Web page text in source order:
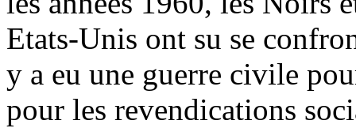
Etats-Unis ont su se
y a eu une guerre civile
pour les revendications